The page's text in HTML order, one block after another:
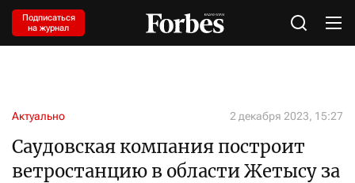
Подписаться
на журнал
Актуально 2 декабря 2023, 15:27
Саудовская компания построит
ветростанцию в области Жетысу за